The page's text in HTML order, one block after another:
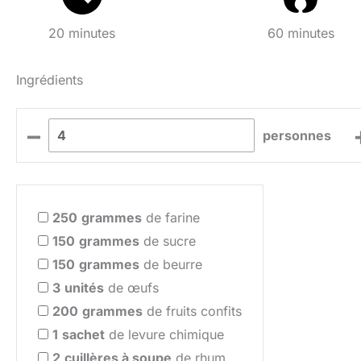
20 minutes 60 minutes
Ingrédients
– personnes
250 grammes de farine
150 grammes de sucre
150 grammes de beurre
3 unités de œufs
200 grammes de fruits confits
1 sachet de levure chimique
2 cuillères à soupe de rhum